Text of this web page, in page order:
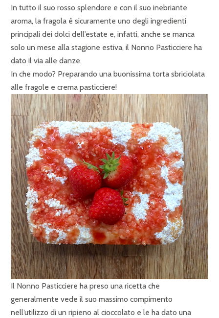
In tutto il suo rosso splendore e con il suo inebriante
aroma, la fragola è sicuramente uno degli ingredienti
principali dei dolci dell’estate e, infatti, anche se manca
solo un mese alla stagione estiva, il Nonno Pasticciere ha
dato il via alle danze.
In che modo? Preparando una buonissima torta sbriciolata
alle fragole e crema pasticciere!
Il Nonno Pasticciere ha preso una ricetta che
generalmente vede il suo massimo compimento
nell’utilizzo di un ripieno al cioccolato e le ha dato una